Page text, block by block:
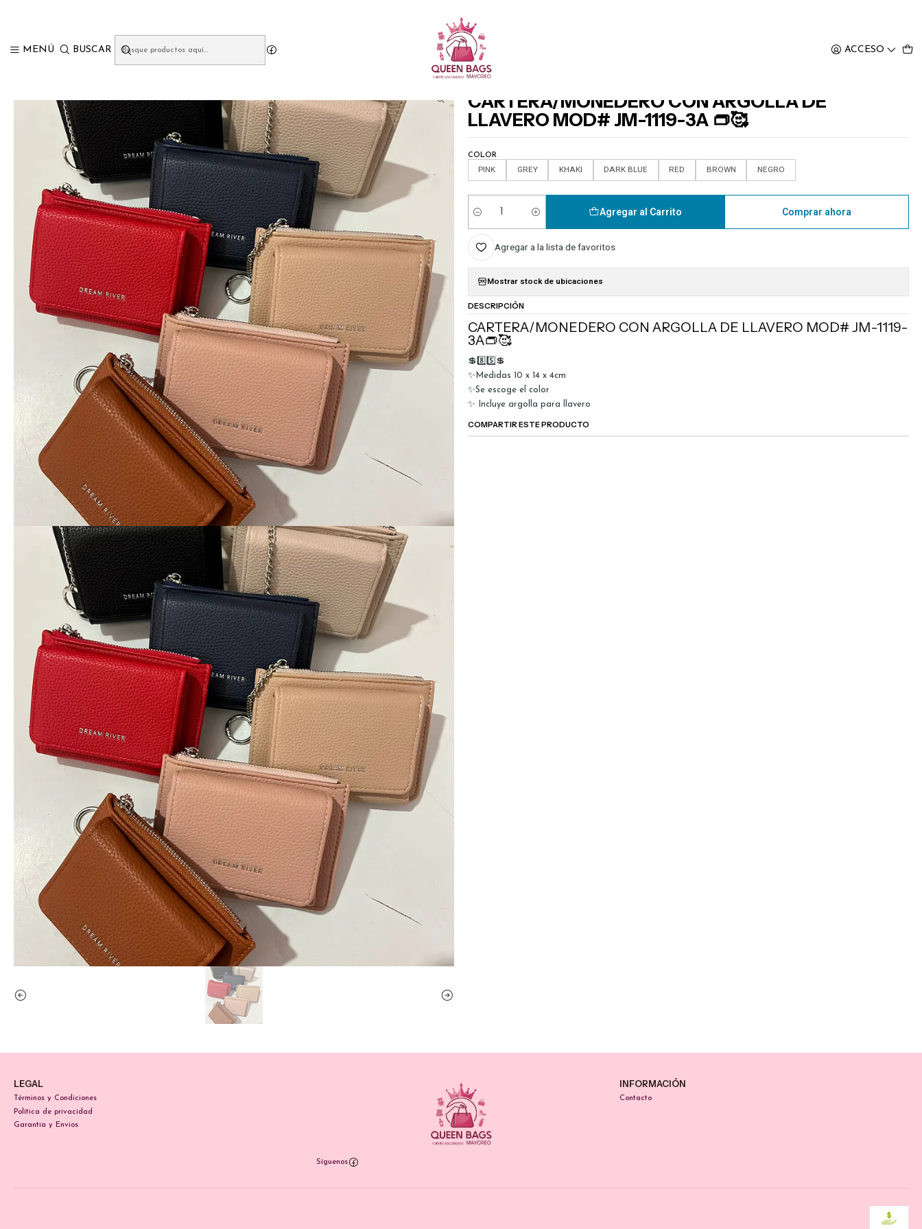
MENÚ BUSCAR ACCESO
CARTERA/MONEDERO CON ARGOLLA DE LLAVERO MOD# JM-1119-3A 👝🥰
CARTERA/MONEDERO CON ARGOLLA DE
LLAVERO MOD# JM-1119-3A 👝🥰
COLOR
PINK GREY KHAKI DARK BLUE RED BROWN NEGRO
Cantidad
Agregar al Carrito Comprar ahora
Agregar a la lista de favoritos
Mostrar stock de ubicaciones
DESCRIPCIÓN
CARTERA/MONEDERO CON ARGOLLA DE LLAVERO MOD# JM-1119-
3A👝🥰
💲8️⃣5️⃣💲
✨Medidas 10 x 14 x 4cm
✨Se escoge el color
✨ Incluye argolla para llavero
COMPARTIR ESTE PRODUCTO
LEGAL
Términos y Condiciones
Política de privacidad
Garantia y Envios
Síguenos
INFORMACIÓN
Contacto